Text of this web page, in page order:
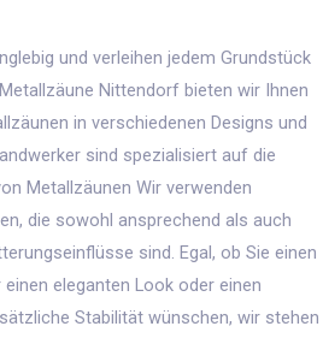
und verleihen jedem Grundstück
Nittendorf bieten wir Ihnen
in verschiedenen Designs und
sind spezialisiert auf die
Metallzäunen Wir verwenden
die sowohl ansprechend als auch
sind. Egal, ob Sie einen
eleganten Look oder einen
Stabilität wünschen, wir stehen